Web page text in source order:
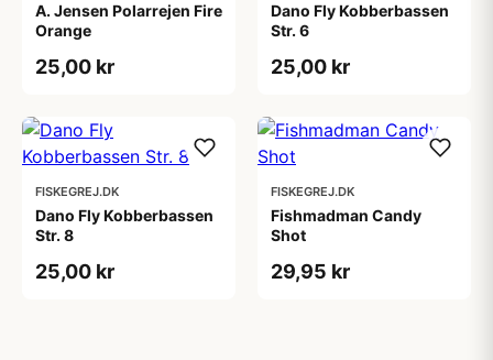
A. Jensen Polarrejen Fire
Orange
25,00 kr
Dano Fly Kobberbassen
Str. 6
25,00 kr
FISKEGREJ.DK
Dano Fly Kobberbassen
Str. 8
25,00 kr
FISKEGREJ.DK
Fishmadman Candy
Shot
29,95 kr